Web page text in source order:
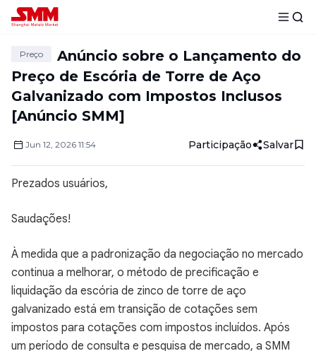
Preço
Anúncio sobre o Lançamento do
Preço de Escória de Torre de Aço
Galvanizado com Impostos Inclusos
[Anúncio SMM]
Jun 12, 2026 11:54 Participação Salvar
Prezados usuários,
Saudações!
À medida que a padronização da negociação no mercado
continua a melhorar, o método de precificação e
liquidação da escória de zinco de torre de aço
galvanizado está em transição de cotações sem
impostos para cotações com impostos incluídos. Após
um período de consulta e pesquisa de mercado, a SMM